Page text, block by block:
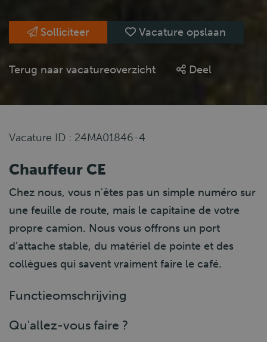
Solliciteer Vacature opslaan
Terug naar vacatureoverzicht Deel
Vacature ID : 24MA01846-4
Chauffeur CE
Chez nous, vous n'êtes pas un simple numéro sur
une feuille de route, mais le capitaine de votre
propre camion. Nous vous offrons un port
d'attache stable, du matériel de pointe et des
collègues qui savent vraiment faire le café.
Functieomschrijving
Qu'allez-vous faire ?